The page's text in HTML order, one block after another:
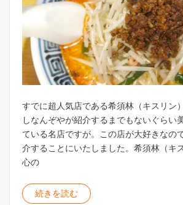
すでに超人気店である希須林（キスリン
しなんぞやが紹介するまでもないぐらい
ている名店ですが。この店が大好きなの
介することにいたしました。希須林（キ
心の
続きを読む